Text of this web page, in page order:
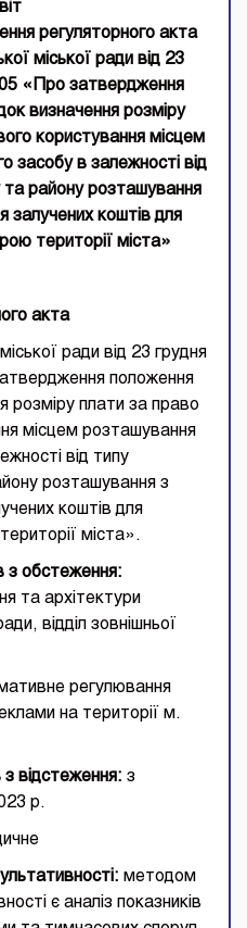
регуляторного акта
міської ради від 23
«Про затвердження
визначення розміру
користування місцем
засобу в залежності від
району розташування
коштів для
території міста»
акта
ради від 23 грудня
положення
розміру плати за право
місцем розташування
від типу
розташування з
коштів для
міста».
з обстеження:
та архітектури
відділ зовнішньої
регулювання
на території м.
відстеження: з
р.
методом
є аналіз показників